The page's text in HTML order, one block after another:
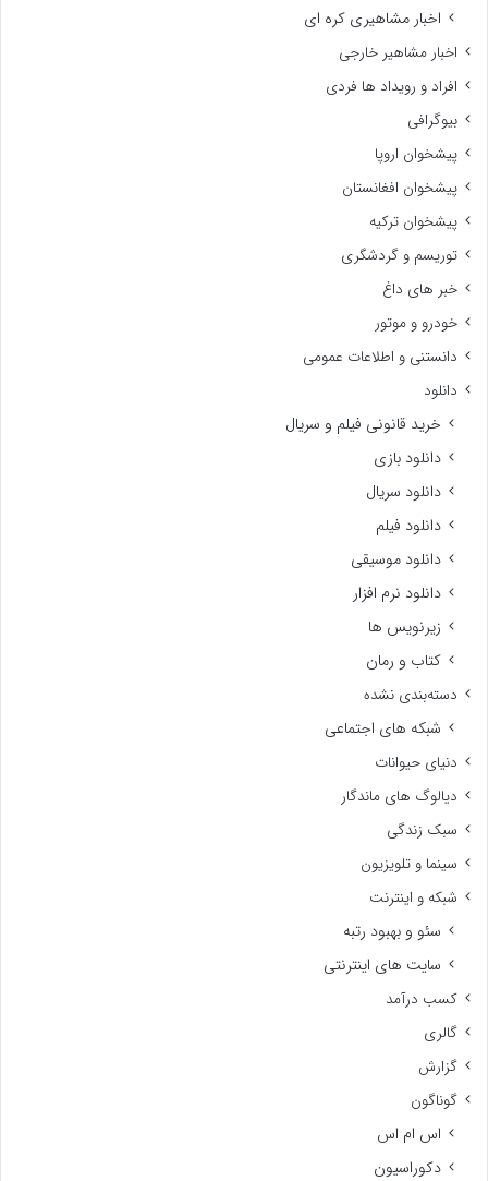
اخبار مشاهیری کره ای
اخبار مشاهیر خارجی
افراد و رویداد ها فردی
بیوگرافی
پیشخوان اروپا
پیشخوان افغانستان
پیشخوان ترکیه
توریسم و گردشگری
خبر های داغ
خودرو و موتور
دانستنی و اطلاعات عمومی
دانلود
خرید قانونی فیلم و سریال
دانلود بازی
دانلود سریال
دانلود فیلم
دانلود موسیقی
دانلود نرم افزار
زیرنویس ها
کتاب و رمان
دسته‌بندی نشده
شبکه های اجتماعی
دنیای حیوانات
دیالوگ های ماندگار
سبک زندگی
سینما و تلویزیون
شبکه و اینترنت
سئو و بهبود رتبه
سایت های اینترنتی
کسب درآمد
گالری
گزارش
گوناگون
اس ام اس
دکوراسیون